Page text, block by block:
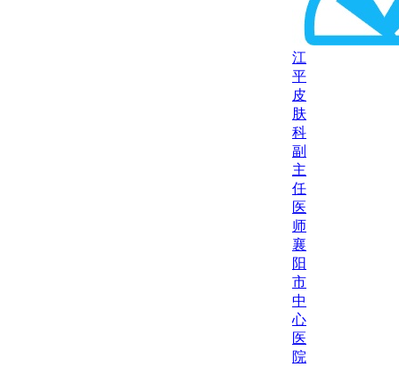
江
平
皮
肤
科
副
主
任
医
师
襄
阳
市
中
心
医
院